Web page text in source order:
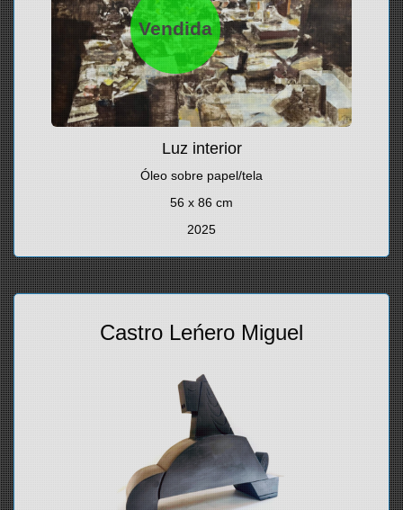
Vendida
Luz interior
Óleo sobre papel/tela
56 x 86 cm
2025
Castro Leńero Miguel